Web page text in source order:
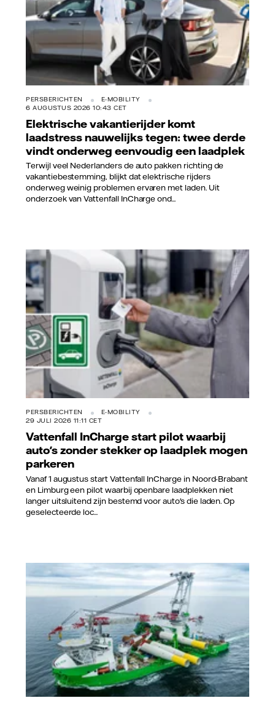
PERSBERICHTEN
E-MOBILITY
6 AUGUSTUS 2026 10:43 CET
Elektrische vakantierijder komt
laadstress nauwelijks tegen: twee derde
vindt onderweg eenvoudig een laadplek
Terwijl veel Nederlanders de auto pakken richting de
vakantiebestemming, blijkt dat elektrische rijders
onderweg weinig problemen ervaren met laden. Uit
onderzoek van Vattenfall InCharge ond...
Vattenfall/Jorrit Lousberg
PERSBERICHTEN
E-MOBILITY
29 JULI 2026 11:11 CET
Vattenfall InCharge start pilot waarbij
auto's zonder stekker op laadplek mogen
parkeren
Vanaf 1 augustus start Vattenfall InCharge in Noord-Brabant
en Limburg een pilot waarbij openbare laadplekken niet
langer uitsluitend zijn bestemd voor auto's die laden. Op
geselecteerde loc...